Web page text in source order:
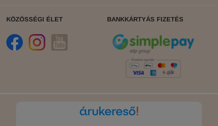
KÖZÖSSÉGI ÉLET BANKKÁRTYÁS FIZETÉS